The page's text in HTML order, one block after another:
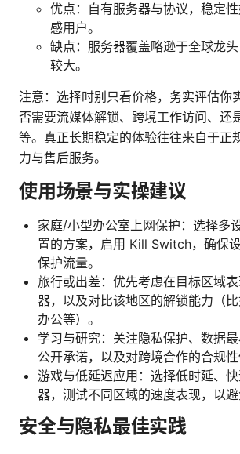
优点：自有服务器与协议，稳定
感用户。
缺点：服务器覆盖略逊于全球龙
较大。
注意：选择时别只看价格，务实评估你
否需要流媒体解锁、跨境工作访问、还
等。真正长期稳定的体验往往来自于正
力与售后服务。
使用场景与实操建议
家庭/小型办公室上网保护：选择多
置的方案，启用 Kill Switch，确保
保护流量。
旅行或出差：优先考虑在目标区域
器，以及对比该地区的解锁能力（
办公等）。
学习与研究：关注隐私保护、数据
公开承诺，以及对跨境合作的合规性
游戏与低延迟应用：选择低时延、
器，测试不同区域的速度表现，以避
安全与隐私最佳实践